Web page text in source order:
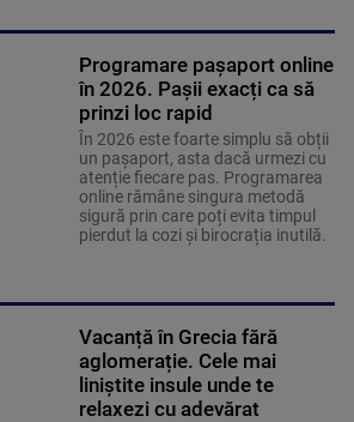
Programare pașaport online
în 2026. Pașii exacți ca să
prinzi loc rapid
În 2026 este foarte simplu să obții
un pașaport, asta dacă urmezi cu
atenție fiecare pas. Programarea
online rămâne singura metodă
sigură prin care poți evita timpul
pierdut la cozi și birocrația inutilă.
Vacanță în Grecia fără
aglomerație. Cele mai
liniștite insule unde te
relaxezi cu adevărat